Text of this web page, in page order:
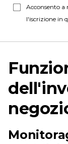
Acconsento a
l'iscrizione in